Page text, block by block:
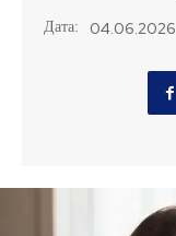
Дата: 04.06.2026